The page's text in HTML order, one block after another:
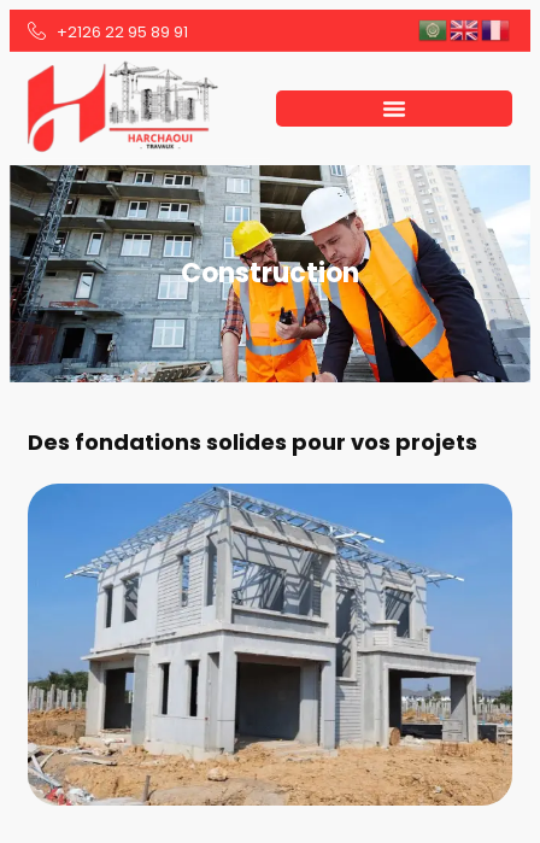
+2126 22 95 89 91
Construction
Des fondations solides pour vos projets